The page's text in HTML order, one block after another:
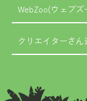
WebZoo(ウェブ
クリエイターさ